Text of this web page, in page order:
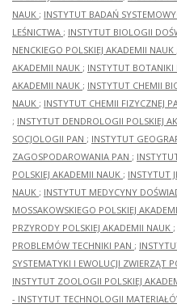
NAUK ; INSTYTUT BADAŃ
LEŚNICTWA ; INSTYTUT BIOLOGII
NENCKIEGO POLSKIEJ AKADEMII NAUK
AKADEMII NAUK ; INSTYTUT BOTANIKI
AKADEMII NAUK ; INSTYTUT CHEMII
NAUK ; INSTYTUT CHEMII FIZYCZNEJ
; INSTYTUT DENDROLOGII POLSKIEJ
SOCJOLOGII PAN ; INSTYTUT
ZAGOSPODAROWANIA PAN ;
POLSKIEJ AKADEMII NAUK ; INSTYTUT
NAUK ; INSTYTUT MEDYCYNY
MOSSAKOWSKIEGO POLSKIEJ
PRZYRODY POLSKIEJ AKADEMII NAUK ;
PROBLEMÓW TECHNIKI PAN ;
SYSTEMATYKI I EWOLUCJI ZWIERZĄT
INSTYTUT ZOOLOGII POLSKIEJ
- INSTYTUT TECHNOLOGII